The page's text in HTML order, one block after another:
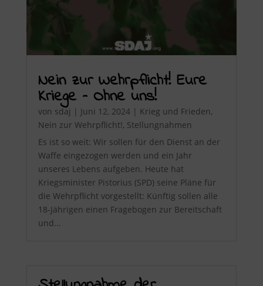
Nein zur Wehrpflicht! Eure
Kriege – Ohne uns!
von sdaj | Juni 12, 2024| Krieg und Frieden,
Nein zur Wehrpflicht!, Stellungnahmen
Es ist so weit: Wir sollen für den Dienst an der
Waffe eingezogen werden und ein Jahr
unseres Lebens aufgeben. Heute hat
Kriegsminister Pistorius (SPD) seine Pläne für
die Wehrpflicht vorgestellt: Künftig sollen alle
18-Jährigen einen Fragebogen zur Bereitschaft
und...